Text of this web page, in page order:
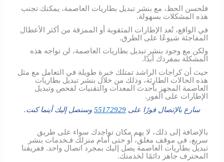
فلحسن الحظ، مع بنشر تبديل بطاريات العاصمة، يمكنك تجنب
هذه المشكلات بسهولة.
في الواقع، تُعد الإطارات المثقوبة أو الممزقة من أكثر الأعطال
المفاجئة شيوعًا على الطرق.
ولكن مع وجود بنشر تبديل بطاريات العاصمة، لن تواجه هذه
المشكلة بمفردك أبدًا.
حيث أن كراجات الراشد تمتلك خبرة طويلة في التعامل مع مثل
هذه الحالات الطارئة، وذلك من خلال بنشر تبديل بطاريات
العاصمة المجهز بأحدث المعدات والتقنيات لفحص وتبديل
الإطارات على الفور.
سارع بالإتصال فورًا على 55172929 وسنصل إليك أينما كنت.
بالإضافة إلى ذلك، لا يهم مكان تواجدك سواء على طريق
سريع، في موقف مغلق، أو حتى أمام منزلك فـخدمات بنشر
تبديل بطاريات العاصمة يصل إليك بمجرد اتصال واحد. ففريقنا
المحترف جاهز دائمًا لخدمتك.